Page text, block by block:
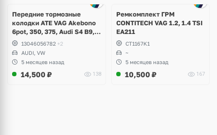
Передние тормозные
колодки ATE VAG Akebono
6pot, 350, 375, Audi S4 B9,
S5, A6 C8, A7, Q7, Q8,
Volkswagen Touareg
13046056782 +2
AUDI, VW
5 месяцев назад
14,500 ₽ 138
Ремкомплект ГРМ
CONTITECH VAG 1.2, 1.4 TSI
EA211
CT1167K1
~
5 месяцев назад
10,500 ₽ 167